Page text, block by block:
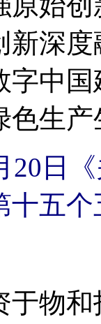
新深
字中
色生
20日
十五
物和